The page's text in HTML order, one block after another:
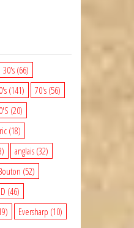
30's(66)
(141) 70's(56)
(20)
(18)
anglais(32)
(52)
(46)
Eversharp (10)